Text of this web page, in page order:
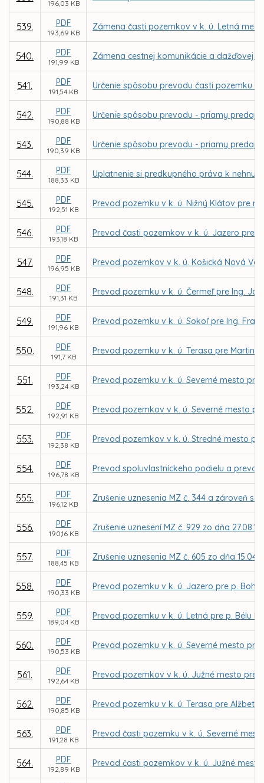
196,03 KB
539. PDF
193,69 KB
Zámena časti pozemkov v k. ú. Letná
540. PDF
191,99 KB
Zámena cestnej komunikácie a dažďovej
541. PDF
191,54 KB
Určenie spôsobu prevodu časti pozemku
542. PDF
190,88 KB
Určenie spôsobu prevodu - priamy predaj
543. PDF
190,39 KB
Určenie spôsobu prevodu - priamy predaj
544. PDF
188,33 KB
Uplatnenie si predkupného práva k
545. PDF
192,51 KB
Prevod pozemku v k. ú. Nižný Klátov pre
546. PDF
193,18 KB
Prevod časti pozemkov v k. ú. Jazero pre
547. PDF
196,95 KB
Prevod pozemkov v k. ú. Košická Nová
548. PDF
191,31 KB
Prevod pozemku v k. ú. Čermeľ pre Ing.
549. PDF
191,96 KB
Prevod pozemku v k. ú. Sokoľ pre Ing.
550. PDF
191,7 KB
Prevod pozemku v k. ú. Terasa pre
551. PDF
193,24 KB
Prevod pozemku v k. ú. Severné mesto
552. PDF
192,91 KB
Prevod pozemkov v k. ú. Severné mesto
553. PDF
192,38 KB
Prevod pozemkov v k. ú. Stredné mesto
554. PDF
196,78 KB
Prevod spoluvlastníckeho podielu a
555. PDF
196,12 KB
Zrušenie uznesenia MZ č. 344 a zároveň
556. PDF
190,16 KB
Zrušenie uznesení MZ č. 929 zo dňa
557. PDF
188,45 KB
Zrušenie uznesenia MZ č. 605 zo dňa
558. PDF
190,33 KB
Prevod pozemku v k. ú. Jazero pre p.
559. PDF
189,04 KB
Prevod pozemku v k. ú. Letná pre p. Bélu
560. PDF
190,53 KB
Prevod pozemku v k. ú. Severné mesto pre
561. PDF
192,64 KB
Prevod pozemkov v k. ú. Južné mesto pre
562. PDF
190,85 KB
Prevod pozemku v k. ú. Terasa pre Alžbetu
563. PDF
191,28 KB
Prevod časti pozemku v k. ú. Severné
564. PDF
192,89 KB
Prevod časti pozemkov v k. ú. Južné mesto